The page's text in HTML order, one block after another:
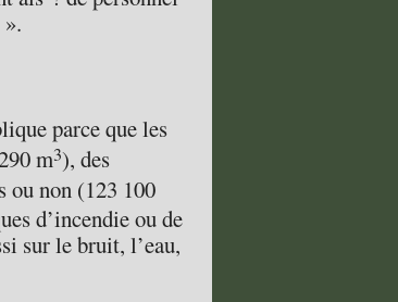
parce que les
m3), des
ou non (123 100
d’incendie ou de
sur le bruit, l’eau,